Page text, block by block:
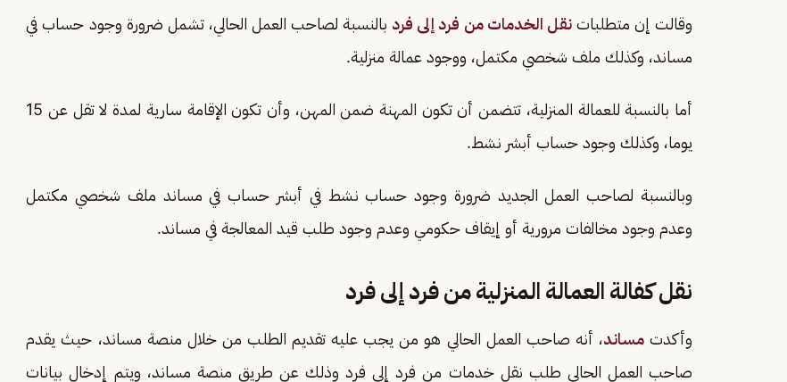
وقالت إن متطلباتنقل الخدمات من فرد إلى فرد بالنسبة لصاحب العمل الحالي، تشمل ضرورة وجود حساب في
مساند، وكذلك ملف شخصي مكتمل، ووجود عمالة منزلية.
أما بالنسبة للعمالة المنزلية، تتضمن أن تكون المهنة ضمن المهن، وأن تكون الإقامة سارية لمدة لا تقل عن 15
يوما، وكذلك وجود حساب أبشر نشط.
وبالنسبة لصاحب العمل الجديد ضرورة وجود حساب نشط في أبشر حساب في مساند ملف شخصي مكتمل
وعدم وجود مخالفات مرورية أو إيقاف حكومي وعدم وجود طلب قيد المعالجة في مساند.
نقل كفالة العمالة المنزلية من فرد إلى فرد
وأكدتمساند، أنه صاحب العمل الحالي هو من يجب عليه تقديم الطلب من خلال منصة مساند، حيث يقدم
صاحب العمل الحالي طلب نقل خدمات من فرد إلى فرد وذلك عن طريق منصة مساند، ويتم إدخال بيانات